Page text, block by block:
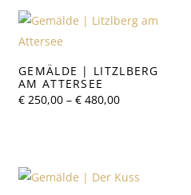
GEMÄLDE | LITZLBERG
AM ATTERSEE
€ 250,00 –€ 480,00Preisspanne: